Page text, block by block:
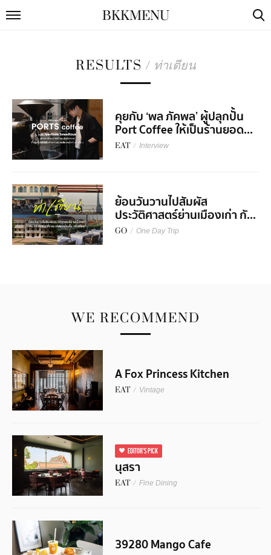
BKKMENU
RESULTS / ท่าเตียน
คุยกับ ‘พล ภัคพล’ ผู้ปลุกปั้น
Port Coffee ให้เป็นร้านยอด...
EAT / Interview
ย้อนวันวานไปสัมผัส
ประวัติศาสตร์ย่านเมืองเก่า กั...
GO / One Day Trip
WE RECOMMEND
A Fox Princess Kitchen
EAT / Vintage
EDITOR'S PICK
นุสรา
EAT / Fine Dining
39280 Mango Cafe